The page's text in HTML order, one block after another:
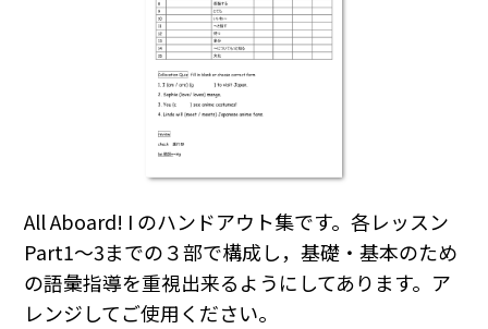
All Aboard! I のハンドアウト集です。各レッスン
Part1～3までの３部で構成し，基礎・基本のため
の語彙指導を重視出来るようにしてあります。ア
レンジしてご使用ください。